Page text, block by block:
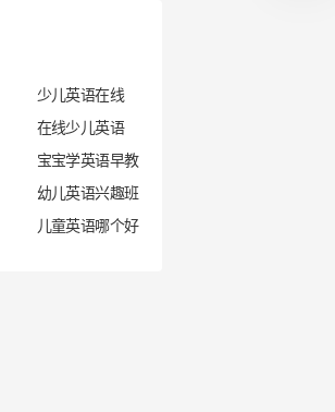
少儿英语在线
在线少儿英语
宝宝学英语早教
幼儿英语兴趣班
儿童英语哪个好